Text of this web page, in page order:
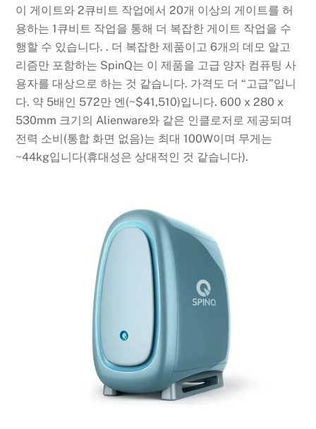
이 게이트와 2큐비트 작업에서 20개 이상의 게이트를 허
용하는 1큐비트 작업을 통해 더 복잡한 게이트 작업을 수
행할 수 있습니다. . 더 복잡한 제품이고 6개의 데모 알고
리즘만 포함하는 SpinQ는 이 제품을 고급 양자 컴퓨팅 사
용자를 대상으로 하는 것 같습니다. 가격도 더 “고급”입니
다. 약 5배인 572만 엔(~$41,510)입니다. 600 x 280 x
530mm 크기의 Alienware와 같은 인클로저로 제공되며
전력 소비(통합 화면 없음)는 최대 100W이며 무게는
~44kg입니다(휴대성은 상대적인 것 같습니다).